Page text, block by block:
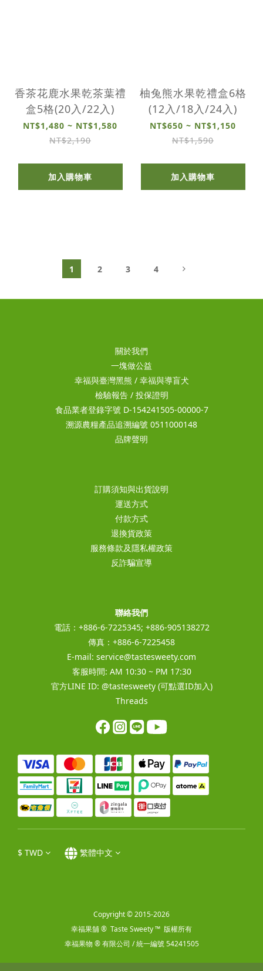
香茶花鹿水果乾茶葉禮
盒5格(20入/22入)
NT$1,480 ~ NT$1,580
NT$2,190
加入購物車
柚兔熊水果乾禮盒6格
(12入/18入/24入)
NT$650 ~ NT$1,150
NT$1,590
加入購物車
1 2 3 4
關於我們
一塊做公益
幸福與臺灣黑熊 / 幸福與導盲犬
檢驗報告/ 投保證明
食品業者登錄字號 D-154241505-00000-7
溯源農糧產品追溯編號 0511000148
品牌聲明
訂購須知與出貨說明
運送方式
付款方式
退換貨政策
服務條款及隱私權政策
反詐騙宣導
聯絡我們
電話：+886-6-7225345; +886-905138272
傳真：+886-6-7225458
E-mail: service@tastesweety.com
客服時間: AM 10:30 ~ PM 17:30
官方LINE ID: @tastesweety(可點選ID加入)
Threads
$ TWD 繁體中文
Copyright © 2015-2026
幸福果舖 ® Taste Sweety ™ 版權所有
幸福果物 ® 有限公司 / 統一編號 54241505